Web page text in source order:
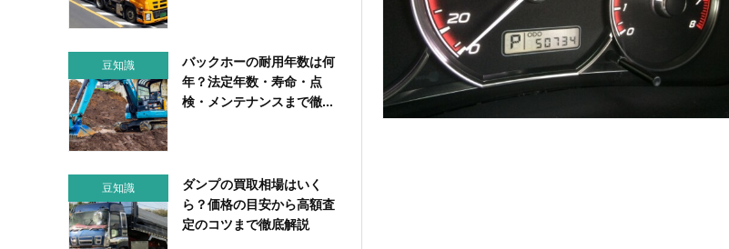
豆知識
バックホーの耐用年数は何
年？法定年数・寿命・点
検・メンテナンスまで徹...
豆知識
ダンプの買取相場はいく
ら？価格の目安から高額査
定のコツまで徹底解説